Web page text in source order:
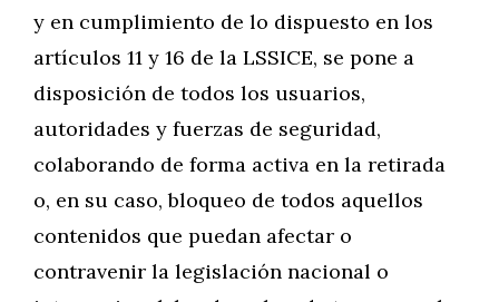
y en cumplimiento de lo dispuesto en los
artículos 11 y 16 de la LSSICE, se pone a
disposición de todos los usuarios,
autoridades y fuerzas de seguridad,
colaborando de forma activa en la retirada
o, en su caso, bloqueo de todos aquellos
contenidos que puedan afectar o
contravenir la legislación nacional o